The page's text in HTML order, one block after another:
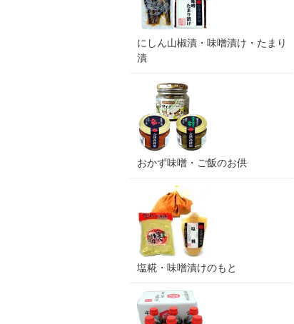
にしん山椒漬・味噌漬け・たまり
漬
おかず味噌・ご飯のお供
塩糀・味噌漬けのもと